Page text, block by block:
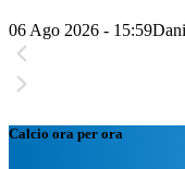
06 Ago 2026 - 15:59
Calcio ora per ora